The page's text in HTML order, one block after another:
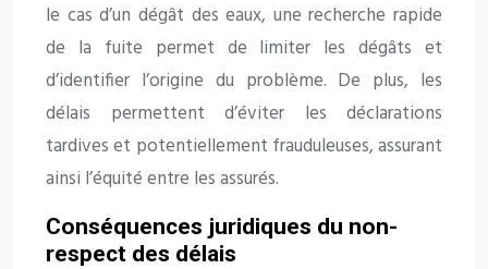
le cas d’un dégât des eaux, une recherche rapide
de la fuite permet de limiter les dégâts et
d’identifier l’origine du problème. De plus, les
délais permettent d’éviter les déclarations
tardives et potentiellement frauduleuses, assurant
ainsi l’équité entre les assurés.
Conséquences juridiques du non-
respect des délais